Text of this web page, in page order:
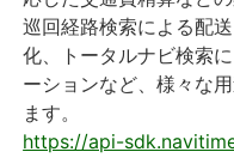
巡回経路検索による配
化、トータルナビ検索
ーションなど、様々な
ます。
https://api-